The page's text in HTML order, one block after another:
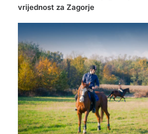
vrijednost za Zagorje